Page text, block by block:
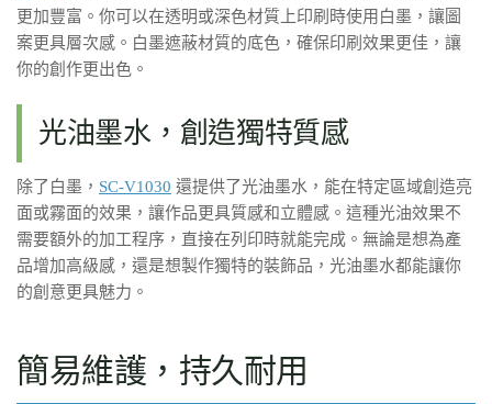
更加豐富。你可以在透明或深色材質上印刷時使用白墨，讓圖
案更具層次感。白墨遮蔽材質的底色，確保印刷效果更佳，讓
你的創作更出色。
光油墨水，創造獨特質感
除了白墨， SC-V1030 還提供了光油墨水，能在特定區域創造亮
面或霧面的效果，讓作品更具質感和立體感。這種光油效果不
需要額外的加工程序，直接在列印時就能完成。無論是想為產
品增加高級感，還是想製作獨特的裝飾品，光油墨水都能讓你
的創意更具魅力。
簡易維護，持久耐用